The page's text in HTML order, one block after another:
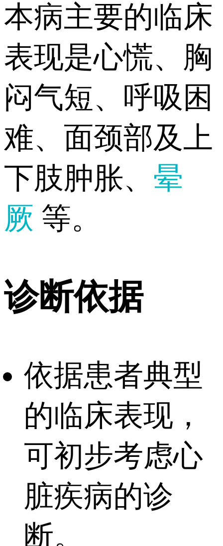
本病主要的临床
表现是心慌、胸
闷气短、呼吸困
难、面颈部及上
下肢肿胀、 晕
厥 等。
诊断依据
依据患者典型
的临床表现，
可初步考虑心
脏疾病的诊
断。